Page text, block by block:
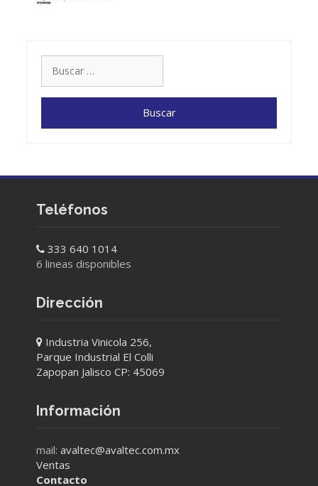
Teléfonos
333 640 1014
6 lineas disponibles
Dirección
Industria Vinicola 256,
Parque Industrial El Colli
Zapopan Jalisco CP: 45069
Información
mail: avaltec@avaltec.com.mx
Ventas
Contacto